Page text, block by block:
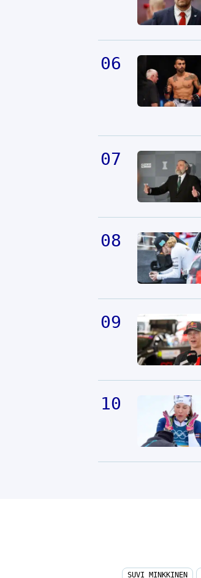
SUVI MINKKINEN